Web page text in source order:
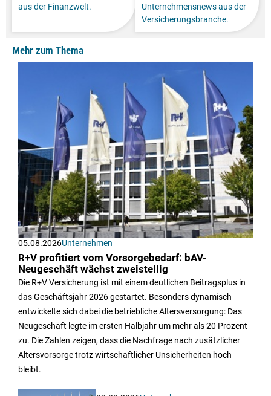
aus der Finanzwelt.
Unternehmensnews aus der
Versicherungsbranche.
Mehr zum Thema
05.08.2026Unternehmen
R+V profitiert vom Vorsorgebedarf: bAV-
Neugeschäft wächst zweistellig
Die R+V Versicherung ist mit einem deutlichen Beitragsplus in
das Geschäftsjahr 2026 gestartet. Besonders dynamisch
entwickelte sich dabei die betriebliche Altersversorgung: Das
Neugeschäft legte im ersten Halbjahr um mehr als 20 Prozent
zu. Die Zahlen zeigen, dass die Nachfrage nach zusätzlicher
Altersvorsorge trotz wirtschaftlicher Unsicherheiten hoch
bleibt.